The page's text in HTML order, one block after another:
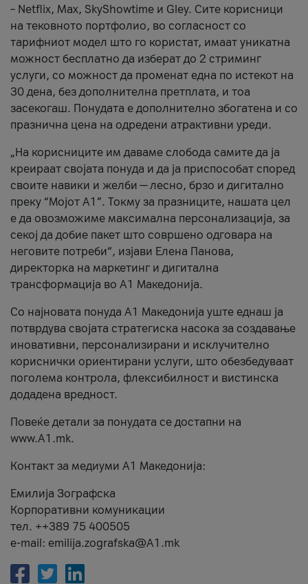
– Netflix, Max, SkyShowtime и Gley. Сите корисници
на тековното портфолио, во согласност со
тарифниот модел што го користат, имаат уникатна
можност бесплатно да изберат до 2 стриминг
услуги, со можност да променат една по истекот на
30 дена, без дополнителна претплата, и тоа
засекогаш. Понудата е дополнително збогатена и со
празнична цена на одредени атрактивни уреди.
„На корисниците им даваме слобода самите да ја
креираат својата понуда и да ја приспособат според
своите навики и желби — лесно, брзо и дигитално
преку “Мојот А1”. Токму за празниците, нашата цел
е да овозможиме максимална персонализација, за
секој да добие пакет што совршено одговара на
неговите потреби“, изјави Елена Панова,
директорка на маркетинг и дигитална
трансформација во А1 Македонија.
Со најновата понуда А1 Македонија уште еднаш ја
потврдува својата стратегиска насока за создавање
иновативни, персонализирани и исклучително
кориснички ориентирани услуги, што обезбедуваат
поголема контрола, флексибилност и вистинска
додадена вредност.
Повеќе детали за понудата се достапни на
www.А1.mk.
Контакт за медиуми А1 Македонија:
Емилија Зографска
Корпоративни комуникации
тел. ++389 75 400505
e-mail: emilija.zografska@A1.mk